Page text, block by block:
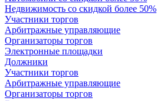
Недвижимость со скидкой более 50%
Участники торгов
Арбитражные управляющие
Организаторы торгов
Электронные площадки
Должники
Участники торгов
Арбитражные управляющие
Организаторы торгов